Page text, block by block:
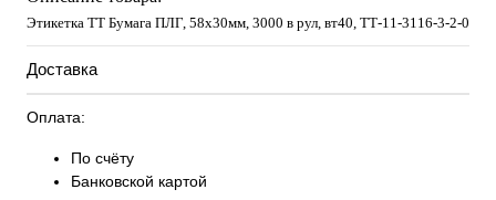
Этикетка ТТ Бумага ПЛГ, 58х30мм, 3000 в рул, вт40, TТ-11-3116-3-2-0
Доставка
Оплата:
По счёту
Банковской картой